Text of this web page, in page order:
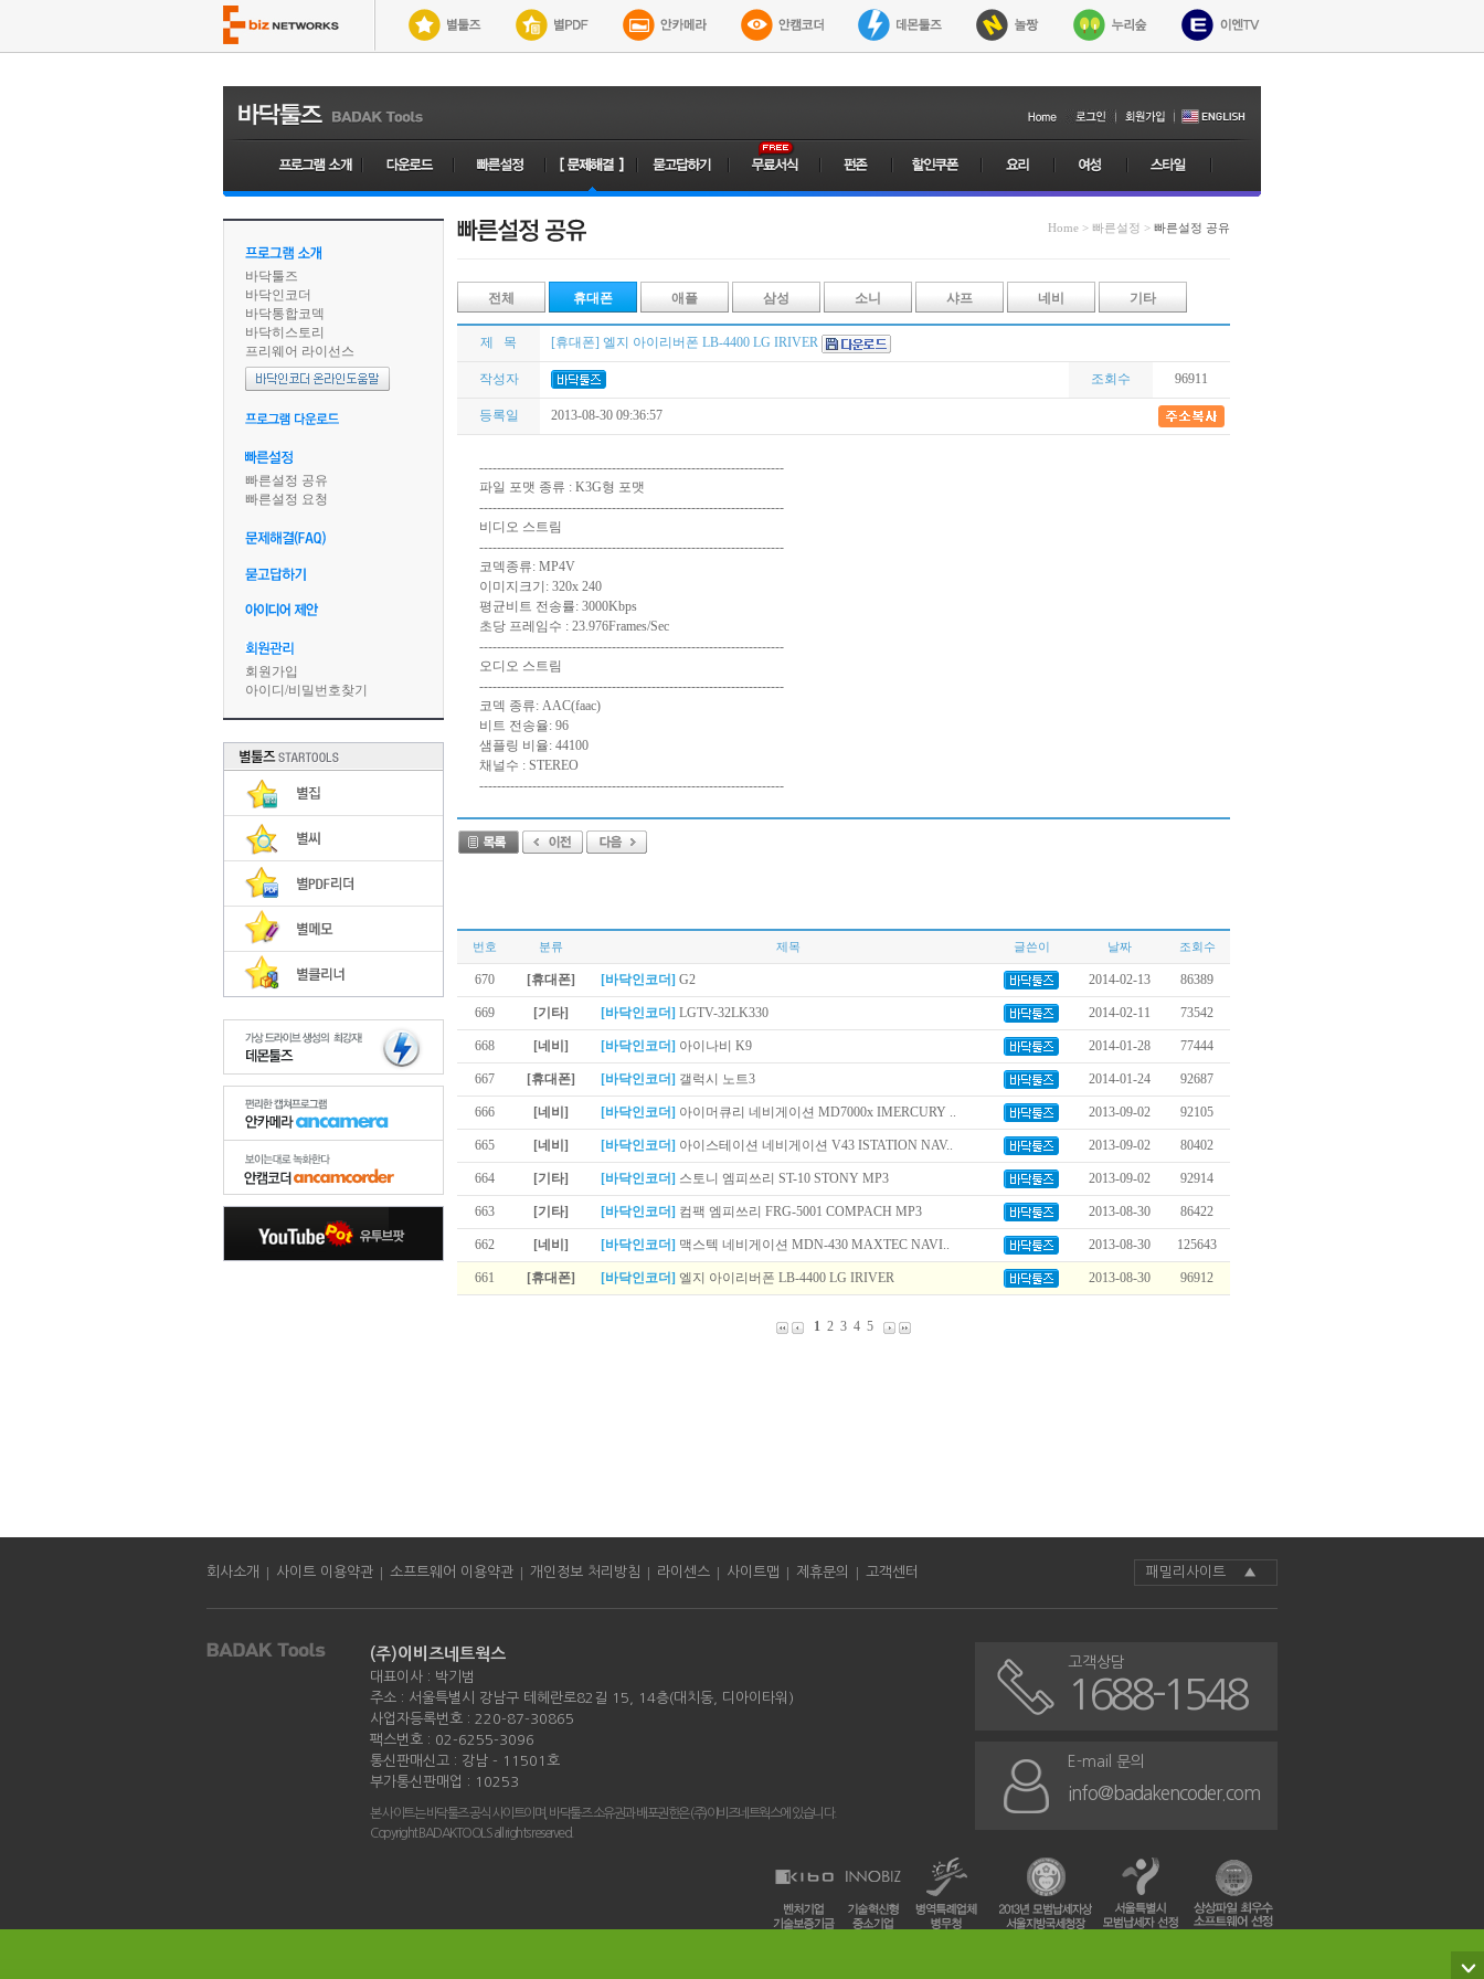
바닥툴즈
바닥인코더
바닥통합코덱
바닥히스토리
프리웨어 라이선스
빠른설정 공유
빠른설정 요청
회원가입
아이디 /비밀번호찾기
Home > 빠른설정 > 빠른설정 공유
전체 휴대폰 애플 삼성 소니 샤프 네비 기타
제 목 [휴대폰] 엘지 아이리버폰 LB-4400 LG IRIVER
작성자 조회수 96911
등록일 2013-08-30 09:36:57
---------------------------------------------------------------------
파일 포맷 종류 : K3G형 포맷
---------------------------------------------------------------------
비디오 스트림
---------------------------------------------------------------------
코덱종류: MP4V
이미지크기: 320x 240
평균비트 전송률: 3000Kbps
초당 프레임수 : 23.976Frames/Sec
---------------------------------------------------------------------
오디오 스트림
---------------------------------------------------------------------
코덱 종류: AAC(faac)
비트 전송율: 96
샘플링 비율: 44100
채널수 : STEREO
---------------------------------------------------------------------
번호 분류 제목 글쓴이 날짜 조회수
670 [휴대폰] [바닥인코더] G2 2014-02-13 86389
669 [기타] [바닥인코더] LGTV-32LK330 2014-02-11 73542
668 [네비] [바닥인코더] 아이나비 K9 2014-01-28 77444
667 [휴대폰] [바닥인코더] 갤럭시 노트3 2014-01-24 92687
666 [네비] [바닥인코더] 아이머큐리 네비게이션 MD7000x IMERCURY .. 2013-09-02 92105
665 [네비] [바닥인코더] 아이스테이션 네비게이션 V43 ISTATION NAV.. 2013-09-02 80402
664 [기타] [바닥인코더] 스토니 엠피쓰리 ST-10 STONY MP3 2013-09-02 92914
663 [기타] [바닥인코더] 컴팩 엠피쓰리 FRG-5001 COMPACH MP3 2013-08-30 86422
662 [네비] [바닥인코더] 맥스텍 네비게이션 MDN-430 MAXTEC NAVI.. 2013-08-30 125643
661 [휴대폰] [바닥인코더] 엘지 아이리버폰 LB-4400 LG IRIVER 2013-08-30 96912
1 2 3 4 5
회사소개 | 사이트 이용약관 | 소프트웨어 이용약관 | 개인정보 처리방침 | 라이센스 | 사이트맵 | 제휴문의 | 고객센터 패밀리사이트 ▲
(주)이비즈네트웍스
대표이사 : 박기범
주소 : 서울특별시 강남구 테헤란로82길 15, 14층(대치동, 디아이타워)
사업자등록번호 : 220-87-30865
팩스번호 : 02-6255-3096
통신판매신고 : 강남 - 11501호
부가통신판매업 : 10253
본 사이트는 바닥툴즈 공식 사이트이며, 바닥툴즈 소유권과 배포권한은 (주)이비즈네트웍스에 있습니다.
Copyright BADAKTOOLS all rights reserved.
고객상담
1688-1548
E-mail 문의
info@badakencoder.com